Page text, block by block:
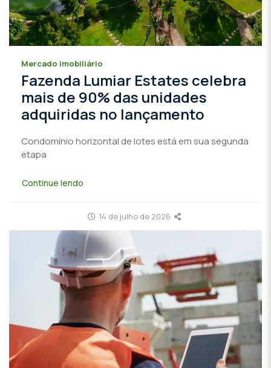
Mercado imobiliário
Fazenda Lumiar Estates celebra
mais de 90% das unidades
adquiridas no lançamento
Condomínio horizontal de lotes está em sua segunda
etapa
Continue lendo
14 de julho de 2026